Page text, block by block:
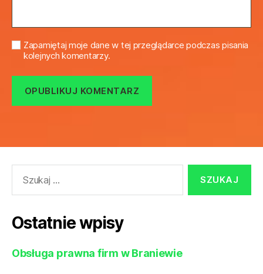
Zapamiętaj moje dane w tej przeglądarce podczas pisania
kolejnych komentarzy.
Ostatnie wpisy
Obsługa prawna firm w Braniewie